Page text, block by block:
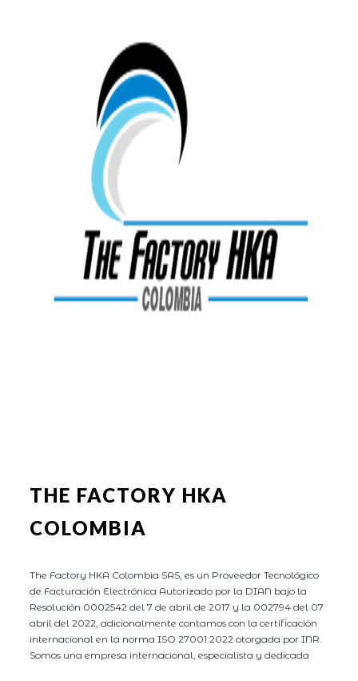
THE FACTORY HKA
COLOMBIA
The Factory HKA Colombia SAS, es un Proveedor Tecnológico
de Facturación Electrónica Autorizado por la DIAN bajo la
Resolución 0002542 del 7 de abril de 2017 y la 002794 del 07
abril del 2022, adicionalmente contamos con la certificación
internacional en la norma ISO 27001:2022 otorgada por INR.
Somos una empresa internacional, especialista y dedicada